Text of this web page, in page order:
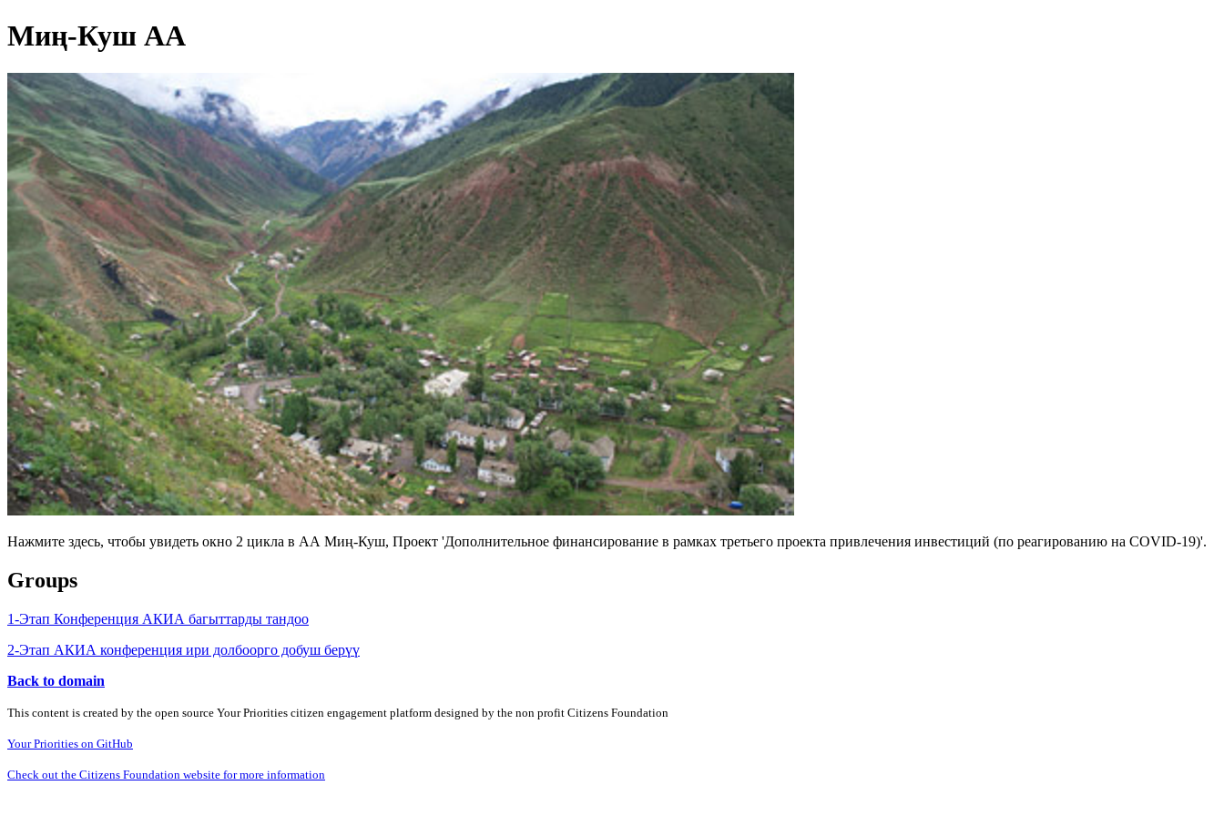
Миң-Куш АА
Нажмите здесь, чтобы увидеть окно 2 цикла в АА Миң-Куш, Проект 'Дополнительное финансирование в рамках третьего проекта привлечения инвестиций (по реагированию на COVID-19)'.
Groups
1-Этап Конференция АКИА багыттарды тандоо
2-Этап АКИА конференция ири долбоорго добуш берүү
Back to domain
This content is created by the open source Your Priorities citizen engagement platform designed by the non profit Citizens Foundation
Your Priorities on GitHub
Check out the Citizens Foundation website for more information